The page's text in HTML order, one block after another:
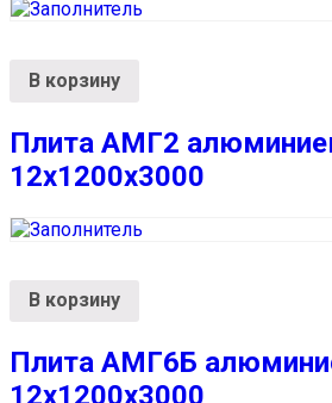
В корзину
Плита АМГ2
12x1200x3000
В корзину
Плита АМГ6Б
12x1200x3000